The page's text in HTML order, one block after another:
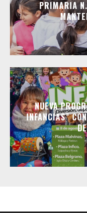
PRIMARIA
NUEVA
INFANCIAS”